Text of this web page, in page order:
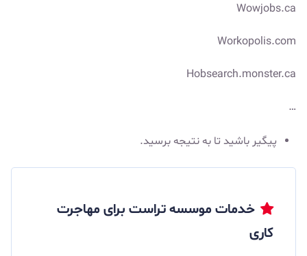
Wowjobs.ca
Workopolis.com
Hobsearch.monster.ca
…
پیگیر باشید تا به نتیجه ‌برسید.
خدمات موسسه تراست برای مهاجرت
کاری